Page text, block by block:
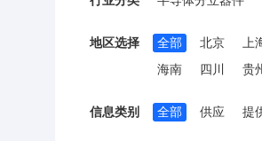
地区选择 全部 北京 上
海南
四川 贵
信息类别 全部 供应 提